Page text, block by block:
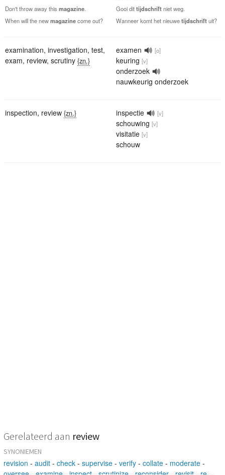
Don't throw away this magazine Gooi dittijdschriftniet weg.
When will the newmagazinecome out? Wanneer komt het nieuwetijdschriftuit?
examination, investigation, test,
exam, review, scrutiny {zn.}
examen [o]
keuring [v]
onderzoek
nauwkeurig onderzoek
inspection, review {zn.} inspectie [v]
schouwing [v]
visitatie [v]
schouw
Gerelateerd aan review
SYNONIEMEN
revision - audit - check - supervise - verify - collate - moderate -